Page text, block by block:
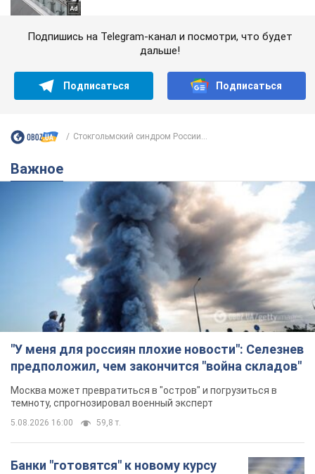
Подпишись на Telegram-канал и посмотри, что будет
дальше!
Подписаться Подписаться
Стокгольмский синдром России...
Важное
"У меня для россиян плохие новости": Селезнев
предположил, чем закончится "война складов"
Москва может превратиться в "остров" и погрузиться в
темноту, спрогнозировал военный эксперт
5.08.2026 16:00 59,8 т.
Банки "готовятся" к новому курсу